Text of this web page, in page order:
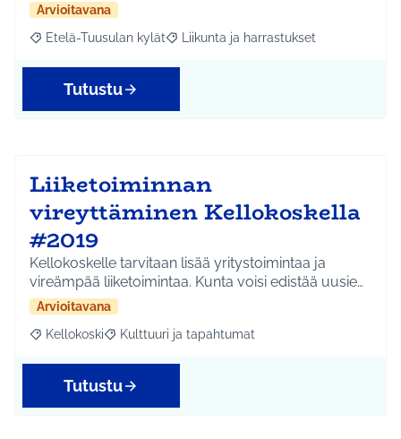
Arvioitavana
Rajaa tulokset aihepiirin mukaan: Etelä-Tuusulan kylät
Etelä-Tuusulan kylät Rajaa tulokset teeman mukaan:
Liikunta ja harrastukset
Tutustu
Liiketoiminnan
vireyttäminen Kellokoskella
#2019
Kellokoskelle tarvitaan lisää yritystoimintaa ja
vireämpää liiketoimintaa. Kunta voisi edistää uusie…
Arvioitavana
Rajaa tulokset aihepiirin mukaan: Kellokoski
Kellokoski Rajaa tulokset teeman mukaan: Kulttuuri ja
Kulttuuri ja tapahtumat
Tutustu